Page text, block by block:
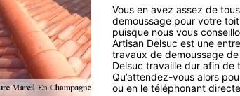
Vous en avez assez de
demoussage pour votre
puisque nous vous
Artisan Delsuc est une
travaux de demoussage
Delsuc travaille dur afin de
Qu’attendez-vous alors
ou en le téléphonant